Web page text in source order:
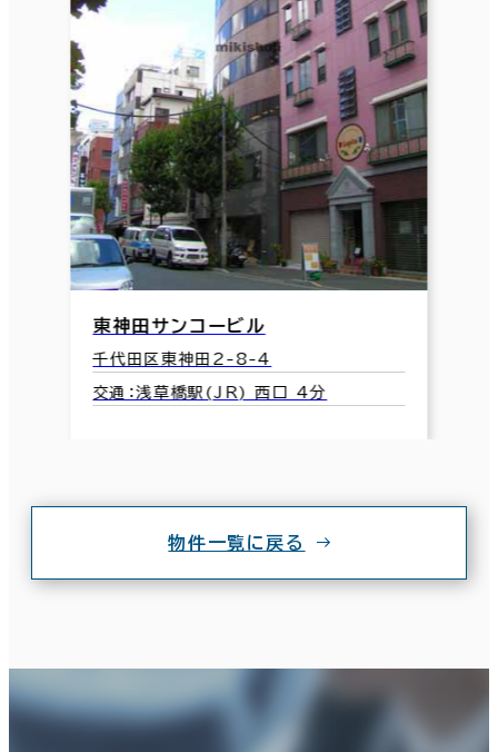
東神田サンコービル
千代田区東神田2-8-4
交通：浅草橋駅(JR) 西口 4分
物件一覧に戻る